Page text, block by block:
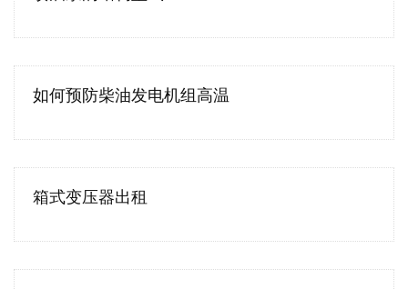
如何预防柴油发电机组高温
箱式变压器出租